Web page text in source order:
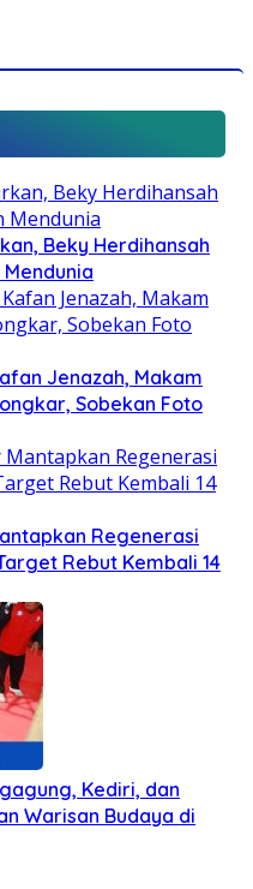
Beky Herdihansah
Jenazah, Makam
Sobekan Foto
Regenerasi
Rebut Kembali 14
Kediri, dan
Warisan Budaya di